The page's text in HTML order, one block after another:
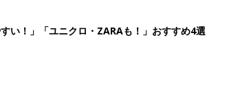
い！」「ユニクロ・ZARAも！」おすすめ4選